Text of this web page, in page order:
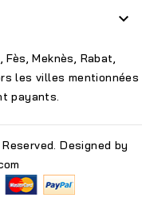

Meknès, Rabat,
les villes mentionnées
payants.
Designed by